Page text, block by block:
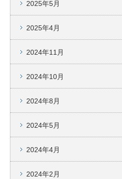
2025年5月
2025年4月
2024年11月
2024年10月
2024年8月
2024年5月
2024年4月
2024年2月